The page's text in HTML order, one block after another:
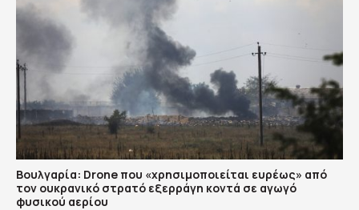
Βουλγαρία: Drone που «χρησιμοποιείται ευρέως» από
τον ουκρανικό στρατό εξερράγη κοντά σε αγωγό
φυσικού αερίου